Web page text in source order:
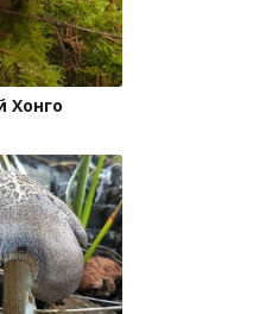
Хонго